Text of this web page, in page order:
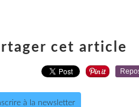
cet article
à la newsletter